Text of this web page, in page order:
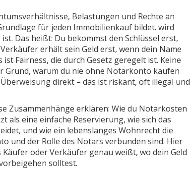
Belastungen und Rechte an
für jeden Immobilienkauf bildet. wird
Das heißt: Du bekommst den Schlüssel erst,
erhält sein Geld erst, wenn dein Name
Fairness, die durch Gesetz geregelt ist. Keine
Grund, warum du nie ohne Notarkonto kaufen
direkt – das ist riskant, oft illegal und
Zusammenhänge erklären: Wie du Notarkosten
eine einfache Reservierung, wie sich das
und wie ein lebenslanges Wohnrecht die
und der Rolle des Notars verbunden sind. Hier
oder Verkäufer genau weißt, wo dein Geld
solltest.